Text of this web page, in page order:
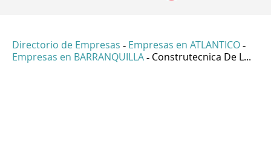
Directorio de Empresas - Empresas en ATLANTICO -
Empresas en BARRANQUILLA - Construtecnica De L...